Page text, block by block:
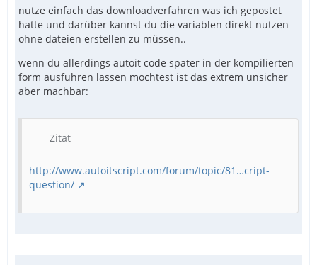
nutze einfach das downloadverfahren was ich gepostet
hatte und darüber kannst du die variablen direkt nutzen
ohne dateien erstellen zu müssen..
wenn du allerdings autoit code später in der kompilierten
form ausführen lassen möchtest ist das extrem unsicher
aber machbar:
Zitat
http://www.autoitscript.com/forum/topic/81…cript-
question/